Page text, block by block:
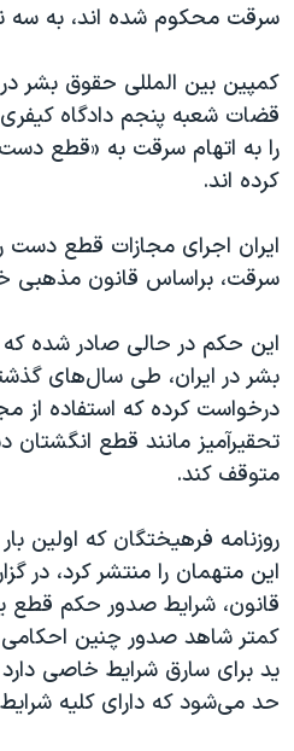
دادگاه حمید نوری
قانون شفافیت دارائی کادر رهبری
اعتراضات مردمی آبان ۹۸
اسرائیل در جنگ
همایش محافظه‌کاران آمریکا
سفر پرزیدنت ترامپ به چین
سرقت محکوم شده اند، به سه
کمپین بین المللی حقوق بشر
قضات شعبه پنجم دادگاه
را به اتهام سرقت به «قطع
کرده اند.
ایران اجرای مجازات قطع دست
سرقت، براساس قانون مذهبی
این حکم در حالی صادر شده
بشر در ایران، طی سال‌های
درخواست کرده که استفاده از
تحقیرآمیز مانند قطع
متوقف کند.
روزنامه فرهیختگان که
این متهمان را منتشر کرد، در
قانون، شرایط صدور حکم
کمتر شاهد صدور چنین
ید برای سارق شرایط خاصی
حد می‌شود که دارای کلیه